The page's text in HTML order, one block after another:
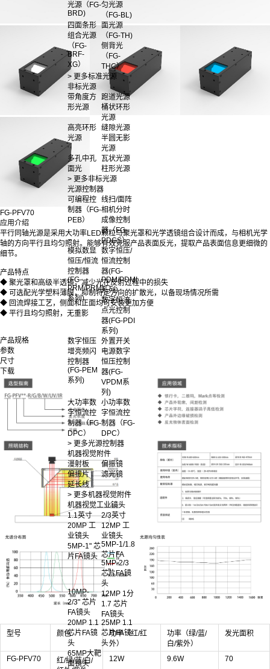
光源（FG-
BRD)
匀光源
（FG-BL)
四面条形
组合光源
（FG-
BRF-
XG）
面光源
（FG-TH)
侧背光
（FG-
THC）
> 更多标准光源
非标光源
带角度方
形光源
跑道光源
桶状环形
光源
高亮环形
光源
缝隙光源
半圆无影
光源
多孔中孔
面光
瓦状光源
柱形光源
> 更多非标光源
光源控制器
可编程控
制器（FG-
PEB）
线扫/面阵
相机分时
成像控制
器（FG-
PDGS）
模拟数显
恒压/恒流
控制器
(FG-
PRM/PRMI
系列)
数字恒压/
恒流控制
器(FG-
PDM/PDMI
系列)
数字恒流
点光控制
器(FG-PDI
系列)
数字恒压
增亮频闪
控制器
(FG-PEM
系列)
外置开关
电源数字
恒压控制
器(FG-
VPDM系
列)
大功率数
字恒流控
制器（FG-
DPC）
小功率数
字恒流控
制器（FG-
DPC）
> 更多光源控制器
机器视觉附件
漫射板
偏振镜
偏振片
滤光镜
延长线
> 更多机器视觉附件
机器视觉工业镜头
1.1英寸
20MP 工
业镜头
2/3英寸
12MP 工
业镜头
5MP-1" 芯
片FA镜头
5MP-1/1.8
芯片FA
5MP-2/3
芯片FA镜
头
10MP-
2/3" 芯片
FA镜头
12MP 1分
1.7 芯片
FA镜头
20MP 1.1
芯片FA镜
头
25MP 1.1
芯片FA镜
头
65MP大靶
面镜头
FG-PFV70
应用介绍
平行同轴光源是采用大功率LED颗粒与聚光罩和光学透镜组合设计而成，与相机光学
轴的方向平行且均匀照射。能够有效克服产品表面反光，提取产品表面信息更细微的
细节。
产品特点
◆ 聚光罩和高级半透镜，减少光在反射过程中的损失
◆ 可选配光学塑料薄膜，抑制特定方向的扩散光，以备现场情况所需
◆ 回流焊接工艺，侧面和正面均可安装更加方便
◆ 平行且均匀照射，无重影
产品规格
参数
尺寸
下载
型号 颜色
功率（红/红
外）
功率（绿/蓝/
白/紫外）
发光面积
FG-PFV70
红/绿/蓝/白/
12W 9.6W 70